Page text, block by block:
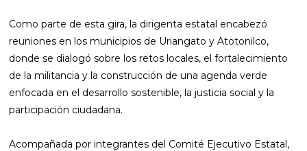
Como parte de esta gira, la dirigenta estatal encabezó
reuniones en los municipios de Uriangato y Atotonilco,
donde se dialogó sobre los retos locales, el fortalecimiento
de la militancia y la construcción de una agenda verde
enfocada en el desarrollo sostenible, la justicia social y la
participación ciudadana.
Acompañada por integrantes del Comité Ejecutivo Estatal,